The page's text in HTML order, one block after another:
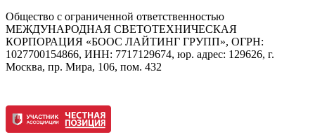
Общество с ограниченной ответственностью
МЕЖДУНАРОДНАЯ СВЕТОТЕХНИЧЕСКАЯ
КОРПОРАЦИЯ «БООС ЛАЙТИНГ ГРУПП», ОГРН:
1027700154866, ИНН: 7717129674, юр. адрес: 129626, г.
Москва, пр. Мира, 106, пом. 432